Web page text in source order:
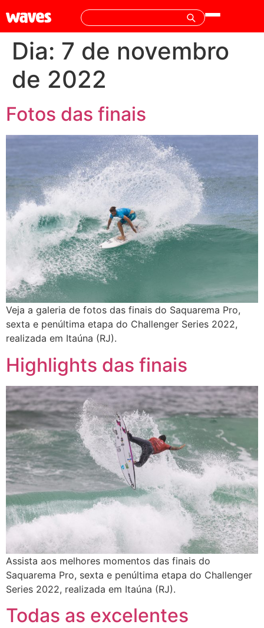
Dia: 7 de novembro
de 2022
Fotos das finais
Veja a galeria de fotos das finais do Saquarema Pro,
sexta e penúltima etapa do Challenger Series 2022,
realizada em Itaúna (RJ).
Highlights das finais
Assista aos melhores momentos das finais do
Saquarema Pro, sexta e penúltima etapa do Challenger
Series 2022, realizada em Itaúna (RJ).
Todas as excelentes